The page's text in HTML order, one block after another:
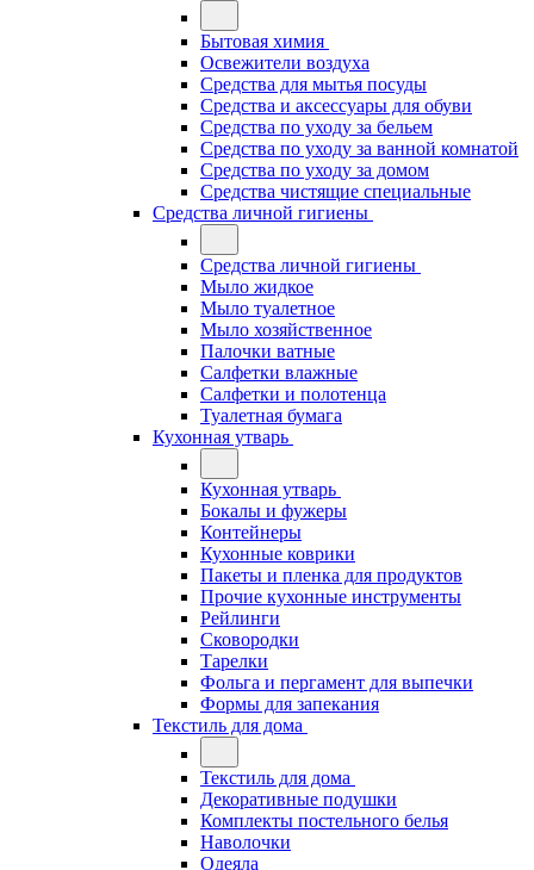
Бытовая химия
Освежители воздуха
Средства для мытья посуды
Средства и аксессуары для обуви
Средства по уходу за бельем
Средства по уходу за ванной комнатой
Средства по уходу за домом
Средства чистящие специальные
Средства личной гигиены
Средства личной гигиены
Мыло жидкое
Мыло туалетное
Мыло хозяйственное
Палочки ватные
Салфетки влажные
Салфетки и полотенца
Туалетная бумага
Кухонная утварь
Кухонная утварь
Бокалы и фужеры
Контейнеры
Кухонные коврики
Пакеты и пленка для продуктов
Прочие кухонные инструменты
Рейлинги
Сковородки
Тарелки
Фольга и пергамент для выпечки
Формы для запекания
Текстиль для дома
Текстиль для дома
Декоративные подушки
Комплекты постельного белья
Наволочки
Одеяла